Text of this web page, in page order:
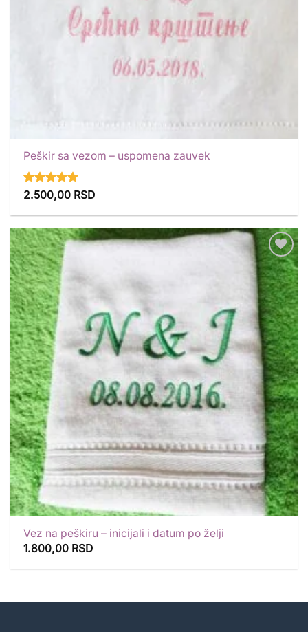
Peškir sa vezom – uspomena zauvek
Ocenjeno
od 5
2.500,00 RSD
Dodaj
u
listu
želja
Vez na peškiru – inicijali i datum po želji
1.800,00 RSD